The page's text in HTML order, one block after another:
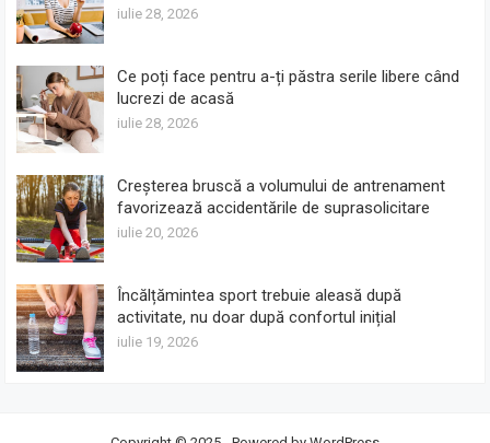
iulie 28, 2026
Ce poți face pentru a-ți păstra serile libere când
lucrezi de acasă
iulie 28, 2026
Creșterea bruscă a volumului de antrenament
favorizează accidentările de suprasolicitare
iulie 20, 2026
Încălțămintea sport trebuie aleasă după
activitate, nu doar după confortul inițial
iulie 19, 2026